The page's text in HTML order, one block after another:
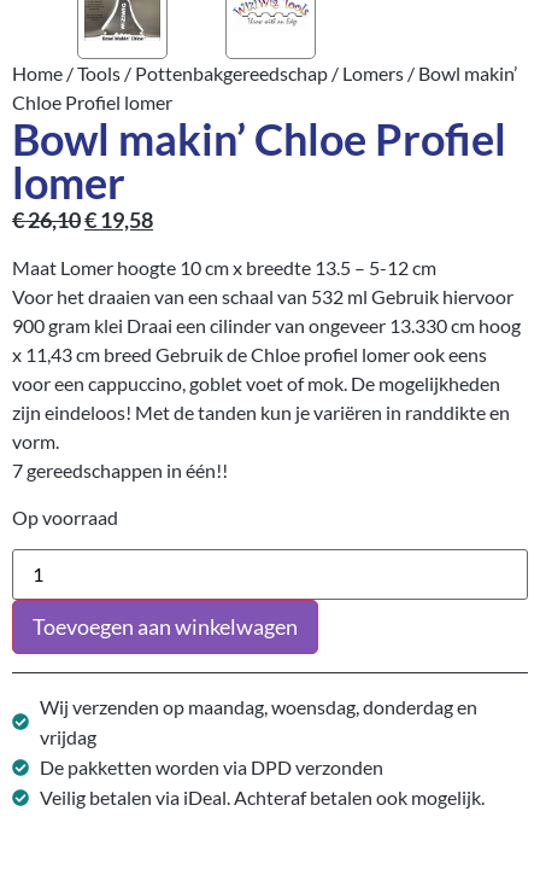
Home /Tools / Pottenbakgereedschap / Lomers / Bowl makin’
Chloe Profiel lomer
Bowl makin’ Chloe Profiel
lomer
€26,10€19,58
Maat Lomer hoogte 10 cm x breedte 13.5 – 5-12 cm
Voor het draaien van een schaal van 532 ml Gebruik hiervoor
900 gram klei Draai een cilinder van ongeveer 13.330 cm hoog
x 11,43 cm breed Gebruik de Chloe profiel lomer ook eens
voor een cappuccino, goblet voet of mok. De mogelijkheden
zijn eindeloos! Met de tanden kun je variëren in randdikte en
vorm.
7 gereedschappen in één!!
Op voorraad
Toevoegen aan winkelwagen
Wij verzenden op maandag, woensdag, donderdag en
vrijdag
De pakketten worden via DPD verzonden
Veilig betalen via iDeal. Achteraf betalen ook mogelijk.